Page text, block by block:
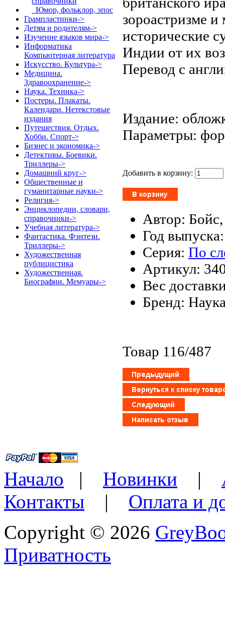
Юмор, фольклор, эпос
Грампластинки->
Детям и родителям->
Изучение языков мира->
Информатика
Компьютерная литература
Искусство. Культура->
Медицина.
Здравоохранение->
Наука. Техника->
Постеры. Плакаты.
Календари. Нетекстовые
издания
Путешествия. Отдых.
Хобби. Спорт->
Бизнес и экономика->
Детективы. Боевики.
Триллеры->
Домашний круг->
Общественные и
гуманитарные науки->
Религия->
Энциклопедии, словари,
справочники->
Учебная литература->
Фантастика. Фэнтези.
Триллеры->
Художественная
публицистика
Художественная.
Биографии. Мемуары->
зороастризме
исторические
Индии от их
Перевод с
Издание:
Параметры:
Добавить в корзину:
Автор:
Год
Серия: По
Артикул:
Вес
Бренд:
Товар 116/487
Начало | Новинки |
Контакты | Оплата и
Copyright © 2026
Приватность